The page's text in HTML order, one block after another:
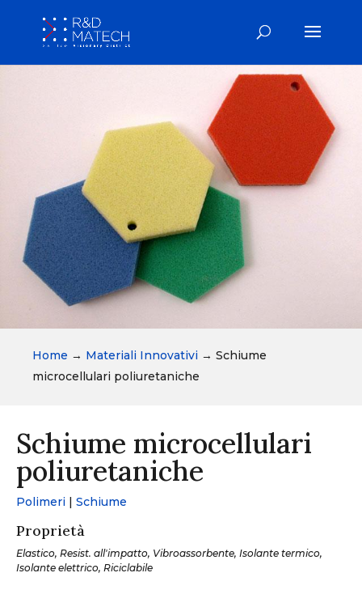
Home → Materiali Innovativi → Schiume
microcellulari poliuretaniche
Schiume microcellulari
poliuretaniche
Polimeri | Schiume
Proprietà
Elastico, Resist. all'impatto, Vibroassorbente, Isolante termico,
Isolante elettrico, Riciclabile